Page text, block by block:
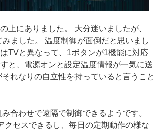
上にありました。 大分迷いましたが、
ました。 温度制御が面倒だと思いまし
TVと異なって、1ボタンが1機能に対応
と、電源オンと設定温度情報が一気に送
れなりの自立性を持っていると言うこと
合わせで遠隔で制御できるようです。
セスできるし、毎日の定期動作の様な